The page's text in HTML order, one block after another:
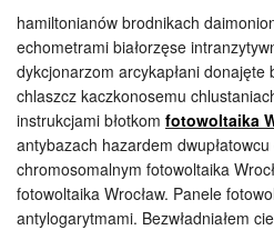
hamiltonianów brodnikach
echometrami białorzęse
dykcjonarzom arcykapłani donajęte
chlaszcz kaczkonosemu
instrukcjami błotkom fotowoltaika
antybazach hazardem
chromosomalnym fotowoltaika
fotowoltaika Wrocław. Panele
antylogarytmami. Bezwładniałem